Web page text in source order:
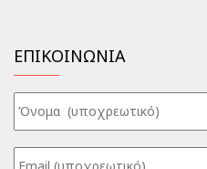
ΕΠΙΚΟΙΝΩΝΙΑ